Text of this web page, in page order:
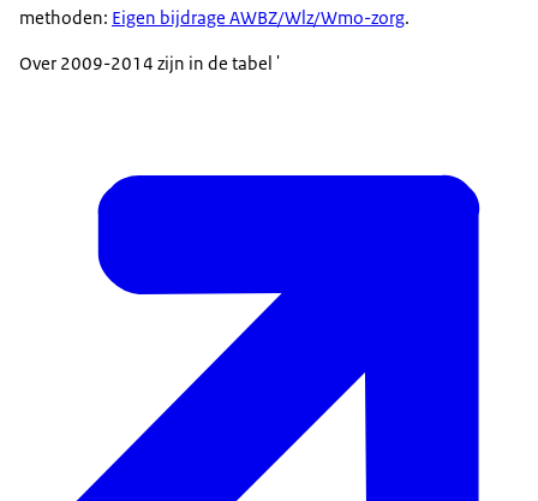
methoden: Eigen bijdrage AWBZ/Wlz/Wmo-zorg.
Over 2009-2014 zijn in de tabel '